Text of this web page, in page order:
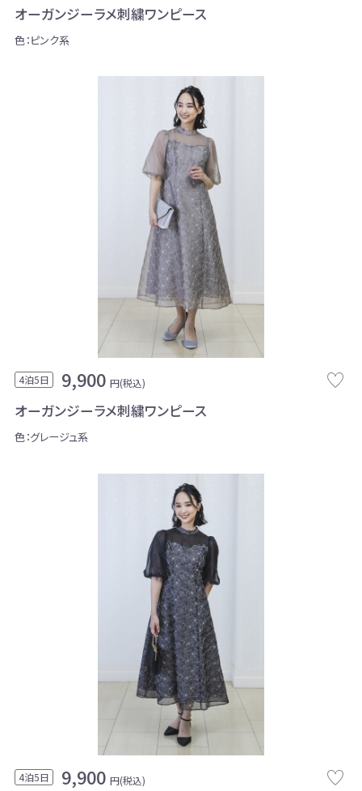
オーガンジーラメ刺繍ワンピース
色：ピンク系
4泊5日 9,900 円(税込)
オーガンジーラメ刺繍ワンピース
色：グレージュ系
4泊5日 9,900 円(税込)